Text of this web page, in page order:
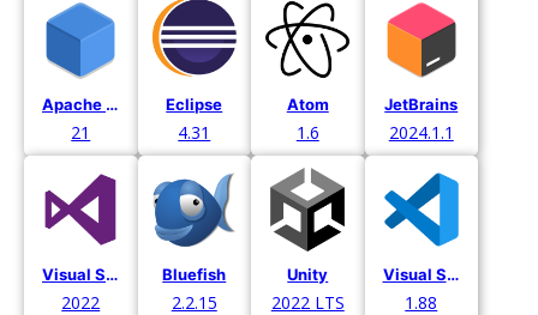
Apache Netbeans
21
Eclipse
4.31
Atom
1.6
JetBrains
2024.1.1
Visual Studio
2022
Bluefish
2.2.15
Unity
2022 LTS
Visual Studio Code
1.88